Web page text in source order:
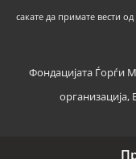
сакате да примате вести од
Фондацијата Ѓорѓи
организација,